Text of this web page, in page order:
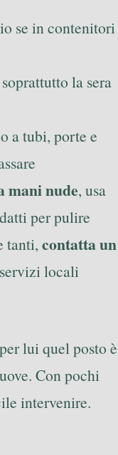
se in contenitori
la sera
a tubi, porte e
mani nude, usa
per pulire
tanti, contatta un
locali
lui quel posto è
Con pochi
intervenire.